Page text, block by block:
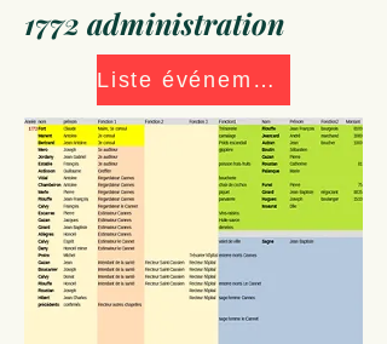
1772 administration
Liste événements